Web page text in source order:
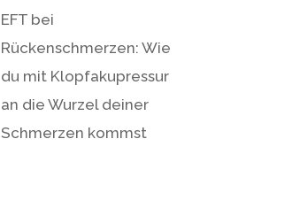
EFT bei
Rückenschmerzen: Wie
du mit Klopfakupressur
an die Wurzel deiner
Schmerzen kommst